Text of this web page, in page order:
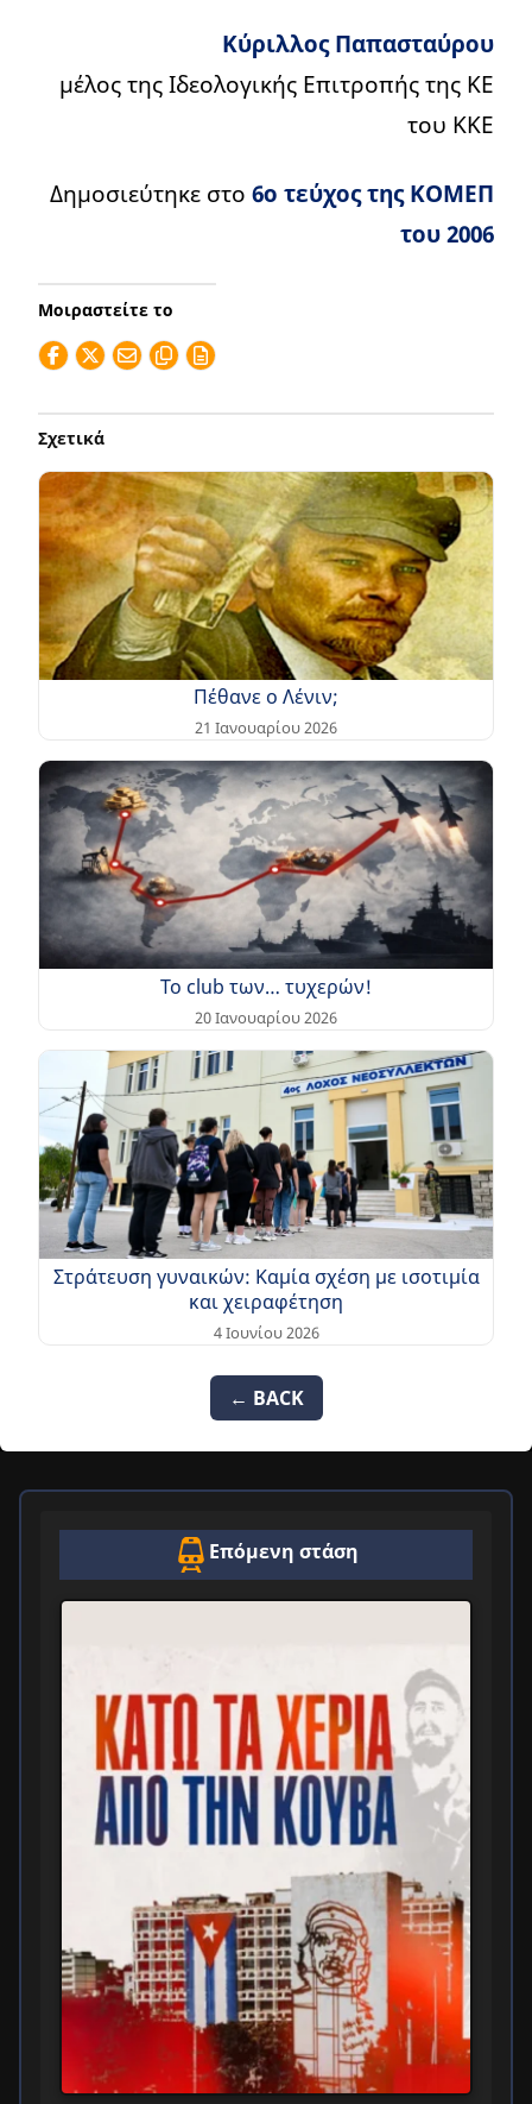
Κύριλλος Παπασταύρου
μέλος της Ιδεολογικής Επιτροπής της ΚΕ
του ΚΚΕ
Δημοσιεύτηκε στο 6ο τεύχος της ΚΟΜΕΠ
του 2006
Μοιραστείτε το
Σχετικά
Πέθανε ο Λένιν;
21 Ιανουαρίου 2026
Το club των… τυχερών!
20 Ιανουαρίου 2026
Στράτευση γυναικών: Καμία σχέση με ισοτιμία
και χειραφέτηση
4 Ιουνίου 2026
← BACK
Επόμενη στάση